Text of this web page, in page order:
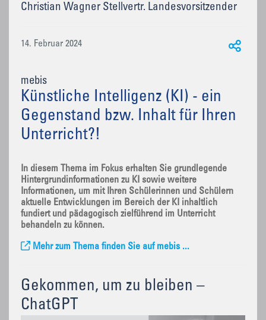
Christian Wagner Stellvertr. Landesvorsitzender
14. Februar 2024
mebis
Künstliche Intelligenz (KI) - ein
Gegenstand bzw. Inhalt für Ihren
Unterricht?!
In diesem Thema im Fokus erhalten Sie grundlegende
Hintergrundinformationen zu KI sowie weitere
Informationen, um mit Ihren Schülerinnen und Schülern
aktuelle Entwicklungen im Bereich der KI inhaltlich
fundiert und pädagogisch zielführend im Unterricht
behandeln zu können.
Mehr zum Thema finden Sie auf mebis ...
Gekommen, um zu bleiben –
ChatGPT